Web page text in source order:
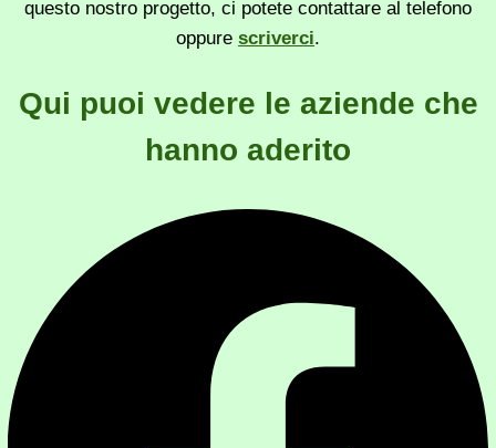
questo nostro progetto, ci potete contattare al telefono
oppure scriverci.
Qui puoi vedere le aziende che
hanno aderito